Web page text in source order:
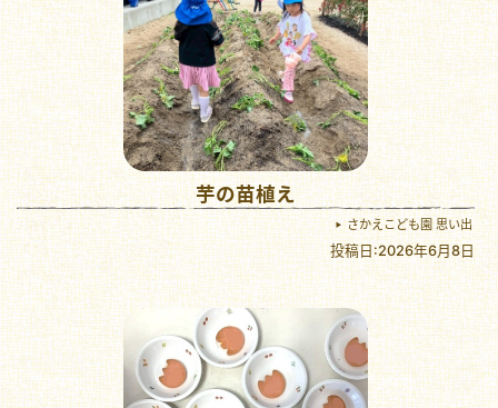
芋の苗植え
さかえこども園 思い出
投稿日:2026年6月8日